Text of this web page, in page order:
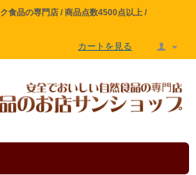
食品の専門店 / 商品点数4500点以上 /
カートを見る